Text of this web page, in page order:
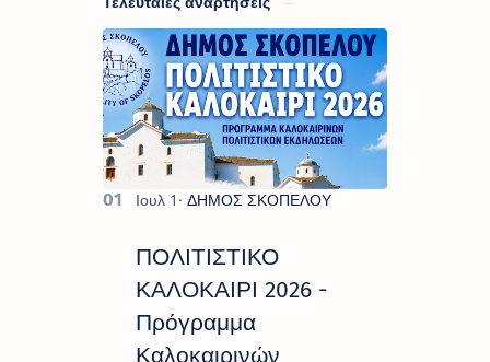
ΠΟΛΙΤΙΣΤΙΚΟ
ΚΑΛΟΚΑΙΡΙ 2026 -
Πρόγραμμα
Καλοκαιρινών